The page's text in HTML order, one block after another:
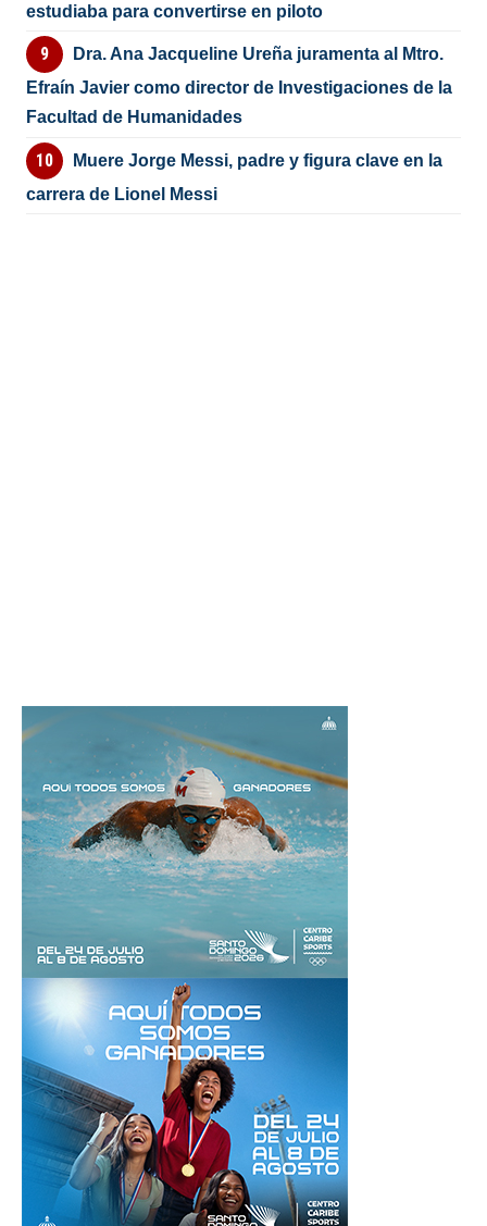
estudiaba para convertirse en piloto
Dra. Ana Jacqueline Ureña juramenta al Mtro.
Efraín Javier como director de Investigaciones de la
Facultad de Humanidades
Muere Jorge Messi, padre y figura clave en la
carrera de Lionel Messi